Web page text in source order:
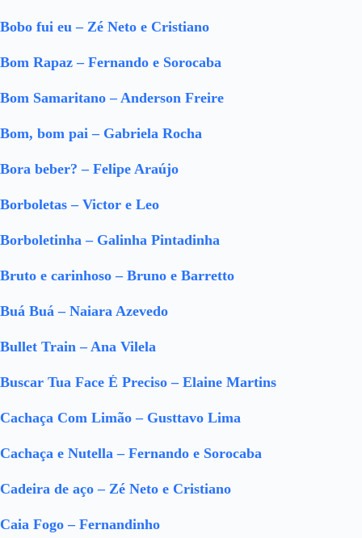
Bobo fui eu – Zé Neto e Cristiano
Bom Rapaz – Fernando e Sorocaba
Bom Samaritano – Anderson Freire
Bom, bom pai – Gabriela Rocha
Bora beber? – Felipe Araújo
Borboletas – Victor e Leo
Borboletinha – Galinha Pintadinha
Bruto e carinhoso – Bruno e Barretto
Buá Buá – Naiara Azevedo
Bullet Train – Ana Vilela
Buscar Tua Face É Preciso – Elaine Martins
Cachaça Com Limão – Gusttavo Lima
Cachaça e Nutella – Fernando e Sorocaba
Cadeira de aço – Zé Neto e Cristiano
Caia Fogo – Fernandinho